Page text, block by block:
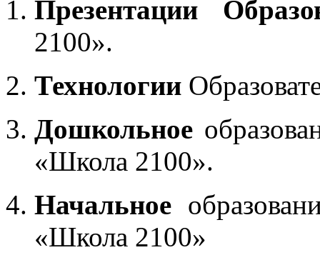
Презентации
2100».
Технологии
Дошкольное
«Школа 2100».
Начальное
«Школа 2100»